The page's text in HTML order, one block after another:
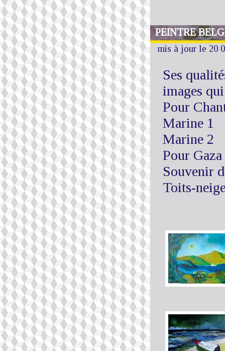
PEINTRE
mis à jour le 20
Ses
images
Pour
Marine 1
Marine 2
Pour Gaza
Souvenir
Toits-